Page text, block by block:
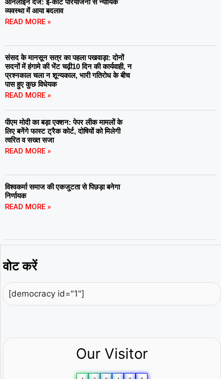
ऑनलाइन दर्ज: ई-कोर्ट परियोजना से न्यायिक
व्यवस्था में आया बदलाव
READ MORE »
संसद के मानसून सत्र का पहला पखवाड़ा: दोनों
सदनों में हंगामे की भेंट चढ़ी10 दिन की कार्यवाही, न
प्रश्नकाल चला न शून्यकाल, भारी गतिरोध के बीच
पास हुए कुछ विधेयक
READ MORE »
पीएम मोदी का बड़ा एक्शन: पेपर लीक मामलों के
लिए बनेंगे फास्ट ट्रैक कोर्ट, दोषियों को मिलेगी
त्वरित व सख्त सजा
READ MORE »
विश्वकर्मा समाज की एकजुटता से पिछड़ा बनेगा
निर्णायक
READ MORE »
वोट करें
[democracy id="1"]
Our Visitor